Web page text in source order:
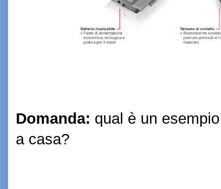
Domanda: qual è un
a casa?